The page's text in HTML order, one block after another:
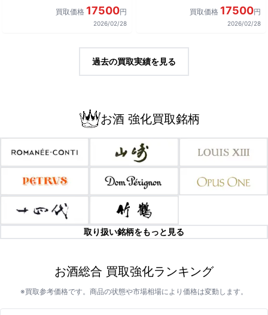
買取価格 17500円
2026/02/28
買取価格 17500円
2026/02/28
過去の買取実績を見る
お酒 強化買取銘柄
取り扱い銘柄をもっと見る
お酒総合 買取強化ランキング
※買取参考価格です。商品の状態や市場相場により価格は変動します。